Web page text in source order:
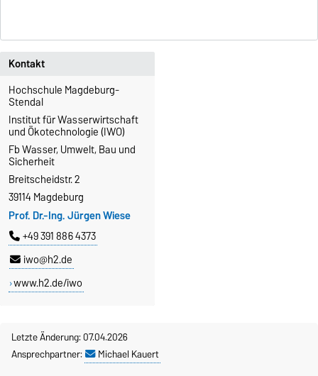
Kontakt
Hochschule Magdeburg-
Stendal
Institut für Wasserwirtschaft
und Ökotechnologie (IWO)
Fb Wasser, Umwelt, Bau und
Sicherheit
Breitscheidstr. 2
39114 Magdeburg
Prof. Dr.-Ing. Jürgen Wiese
+49 391 886 4373
iwo@h2.de
www.h2.de/iwo
Letzte Änderung: 07.04.2026
Ansprechpartner:
Michael Kauert